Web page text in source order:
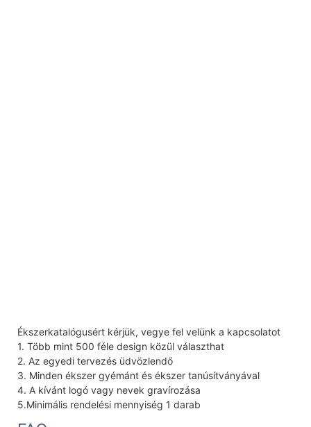
Ékszerkatalógusért kérjük, vegye fel velünk a kapcsolatot
1. Több mint 500 féle design közül választhat
2. Az egyedi tervezés üdvözlendő
3. Minden ékszer gyémánt és ékszer tanúsítványával
4. A kívánt logó vagy nevek gravírozása
5.Minimális rendelési mennyiség 1 darab